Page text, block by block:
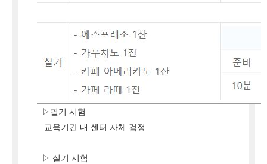
▷필기 시험
교육기간 내 센터 자체 검정
▷ 실기 시험